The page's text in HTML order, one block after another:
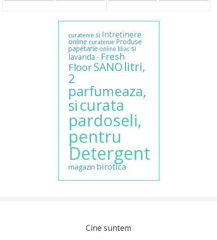
curatenie si Intretinere
online curatenie Produse
papetarie online liliac si
lavanda - Fresh
FloorSANOlitri,
2
parfumeaza,
sicurata
pardoseli,
pentru
Detergent
magazin birotica
Cine suntem